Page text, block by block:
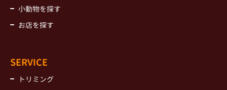
小動物を探す
お店を探す
SERVICE
トリミング